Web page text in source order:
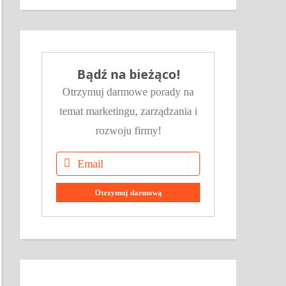
Bądź na bieżąco!
Otrzymuj darmowe porady na
temat marketingu, zarządzania i
rozwoju firmy!